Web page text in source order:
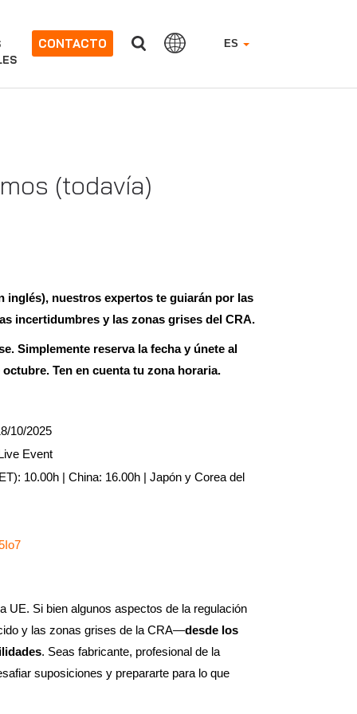
ES
CONTACTO
(todavía)
inglés), nuestros expertos te guiarán por las
incertidumbres y las zonas grises del CRA.
Simplemente reserva la fechay únete al
octubre. Ten en cuenta tu zona horaria.
10/2025
Event
10.00h | China: 16.00h | Japón y Corea del
UE. Si bien algunos aspectos de la regulación
y las zonas grises de la CRA—desde los
. Seas fabricante, profesional de la
suposiciones y prepararte para lo que